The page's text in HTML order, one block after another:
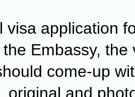
visa application
Embassy, the
come-up
original and